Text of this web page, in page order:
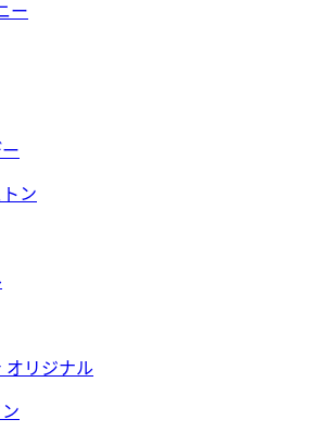
ー
ン
オリジナル